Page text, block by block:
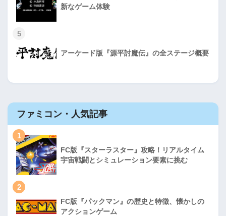
新なゲーム体験
5
アーケード版『源平討魔伝』の全ステージ概要
ファミコン・人気記事
1
FC版『スターラスター』攻略！リアルタイム
宇宙戦闘とシミュレーション要素に挑む
2
FC版『パックマン』の歴史と特徴、懐かしの
アクションゲーム